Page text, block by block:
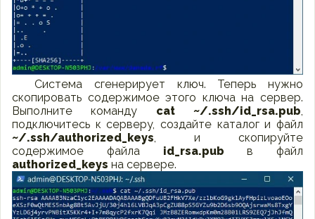
Система сгенерирует ключ. Теперь нужно
скопировать содержимое этого ключа на сервер.
Выполните команду cat ~/.ssh/id_rsa.pub,
подключитесь к серверу, создайте каталог и файл
~/.ssh/authorized_keys, и скопируйте
содержимое файла id_rsa.pub в файл
authorized_keys на сервере.